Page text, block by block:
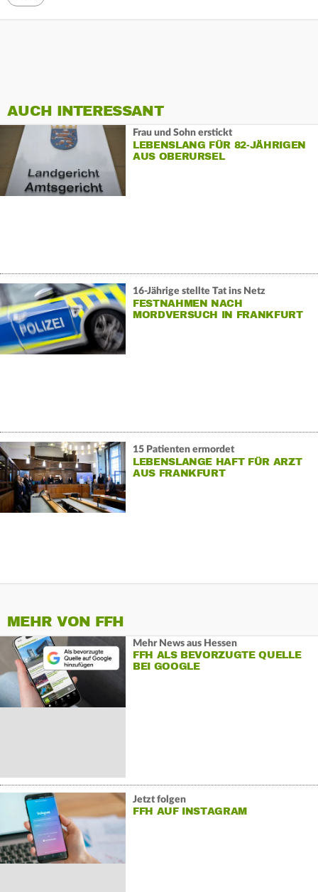
AUCH INTERESSANT
Frau und Sohn erstickt
LEBENSLANG FÜR 82-JÄHRIGEN
AUS OBERURSEL
16-Jährige stellte Tat ins Netz
FESTNAHMEN NACH
MORDVERSUCH IN FRANKFURT
15 Patienten ermordet
LEBENSLANGE HAFT FÜR ARZT
AUS FRANKFURT
MEHR VON FFH
Mehr News aus Hessen
FFH ALS BEVORZUGTE QUELLE
BEI GOOGLE
Jetzt folgen
FFH AUF INSTAGRAM